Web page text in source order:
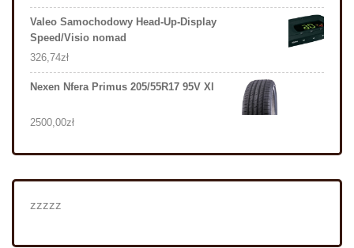
Valeo Samochodowy Head-Up-Display
Speed/Visio nomad
326,74zł
Nexen Nfera Primus 205/55R17 95V Xl
2500,00zł
zzzzz